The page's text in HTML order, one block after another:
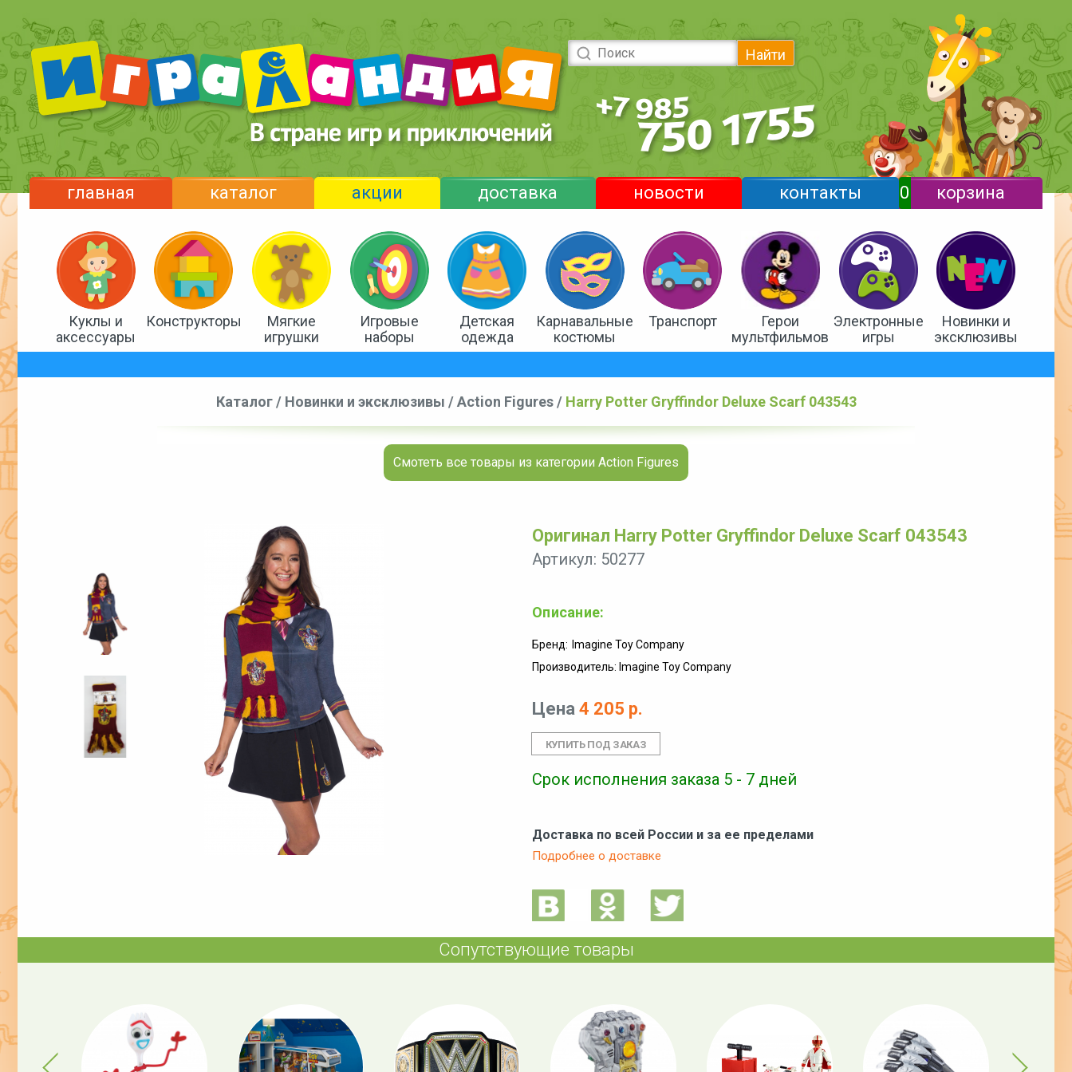
Найти
главная каталог акции доставка новости контакты 0 корзина
Куклы и
аксессуары
Конструкторы
Мягкие
игрушки
Игровые
наборы
Детская
одежда
Карнавальные
костюмы
Транспорт
Герои
мультфильмов
Электронные
игры
Новинки и
эксклюзивы
Каталог/ Новинки и эксклюзивы /Action Figures/ Harry Potter Gryffindor Deluxe Scarf 043543
Смотеть все товары из категории Action Figures
Оригинал Harry Potter Gryffindor Deluxe Scarf 043543
Артикул: 50277
Описание:
Бренд: Imagine Toy Company
Производитель: Imagine Toy Company
Цена 4 205 р.
Срок исполнения заказа 5 - 7 дней
Доставка по всей России и за ее пределами
Подробнее о доставке
Сопутствующие товары
Previous Next